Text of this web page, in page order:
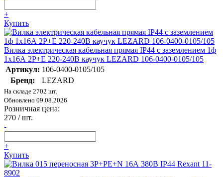
+
Купить
Вилка электрическая кабельная прямая IP44 с заземлением 1ф
1х16А 2P+E 220-240В каучук LEZARD 106-0400-0105/105
Артикул: 106-0400-0105/105
Бренд:
LEZARD
На складе 2702 шт.
Обновлено 09.08.2026
Розничная цена:
270 / шт.
-
+
Купить